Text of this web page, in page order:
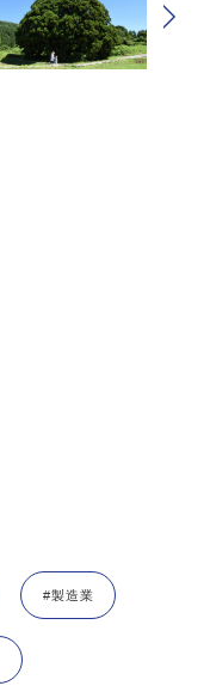
#製造業